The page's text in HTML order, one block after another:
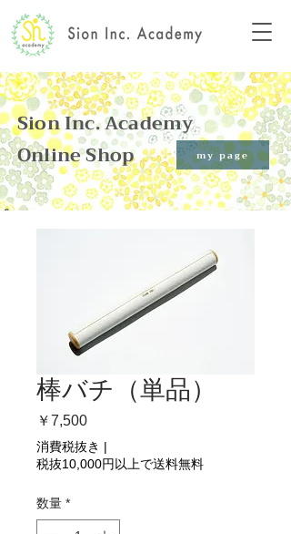
Sion Inc. Academy
Online Shop​
my page
棒バチ（単品）
￥7,500価
格
消費税抜き |
税抜10,000円以上で送料無料
数量 *